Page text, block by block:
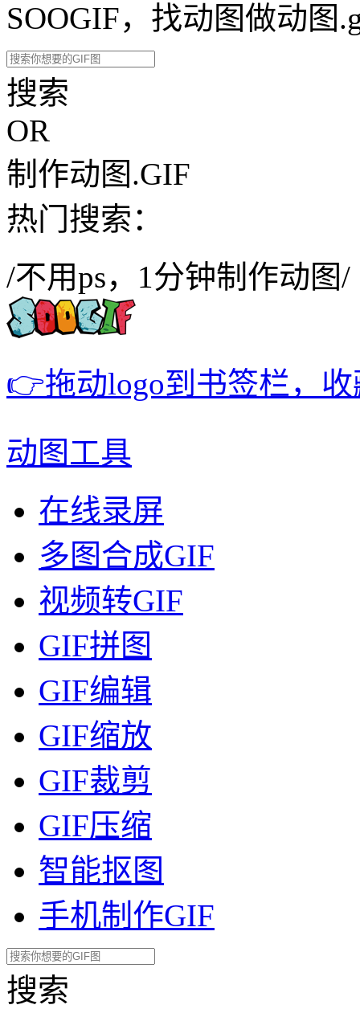
SOOGIF，找动图做动图
搜索
OR
制作动图.GIF
热门搜索：
/不用ps，1分钟制作动图/
👉拖动logo到书签栏，
动图工具
在线录屏
多图合成GIF
视频转GIF
GIF拼图
GIF编辑
GIF缩放
GIF裁剪
GIF压缩
智能抠图
手机制作GIF
搜索